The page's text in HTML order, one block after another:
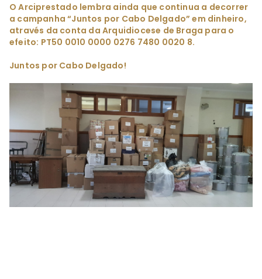
O Arciprestado lembra ainda que continua a decorrer
a campanha “Juntos por Cabo Delgado” em dinheiro,
através da conta da Arquidiocese de Braga para o
efeito: PT50 0010 0000 0276 7480 0020 8.
Juntos por Cabo Delgado!